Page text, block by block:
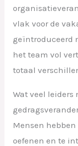
vlak voor de
geïntroduceerd
het team vol
totaal
Wat veel leiders
Mensen
oefenen en te